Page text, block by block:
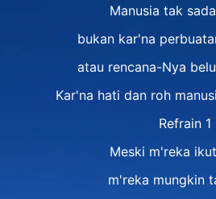
Manusia tak
bukan kar'na
atau rencana-Nya
Kar'na hati dan roh
Refrain 1
Meski m'reka
m'reka mungkin